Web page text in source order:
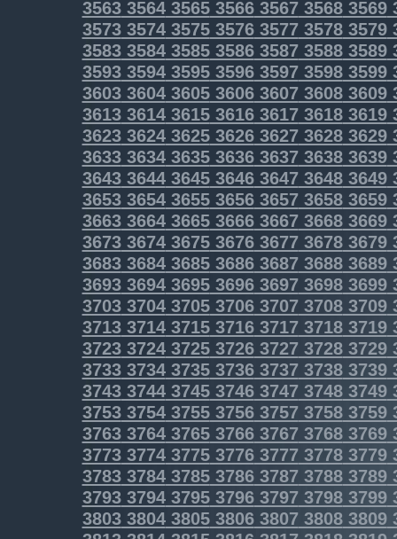
3563356435653566356735683569
3573357435753576357735783579
3583358435853586358735883589
3593359435953596359735983599
3603360436053606360736083609
3613361436153616361736183619
3623362436253626362736283629
3633363436353636363736383639
3643364436453646364736483649
3653365436553656365736583659
3663366436653666366736683669
3673367436753676367736783679
3683368436853686368736883689
3693369436953696369736983699
3703370437053706370737083709
3713371437153716371737183719
37233724372537263727 37283729
37333734373537363737 37383739
37433744374537463747 37483749
37533754375537563757 37583759
37633764376537663767 37683769
3773377437753776377737783779
37833784378537863787 37883789
37933794379537963797 37983799
38033804380538063807 38083809